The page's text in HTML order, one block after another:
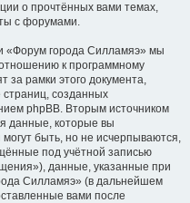
о прочтённых вами темах,
с форумами.
«Форум города Силламяэ» мы
к программному
за рамки этого документа,
страниц, созданных
phpBB. Вторым источником
данные, которые вы
быть, но не исчерпываются,
под учётной записью
данные, указанные при
Силламяэ» (в дальнейшем
вами после